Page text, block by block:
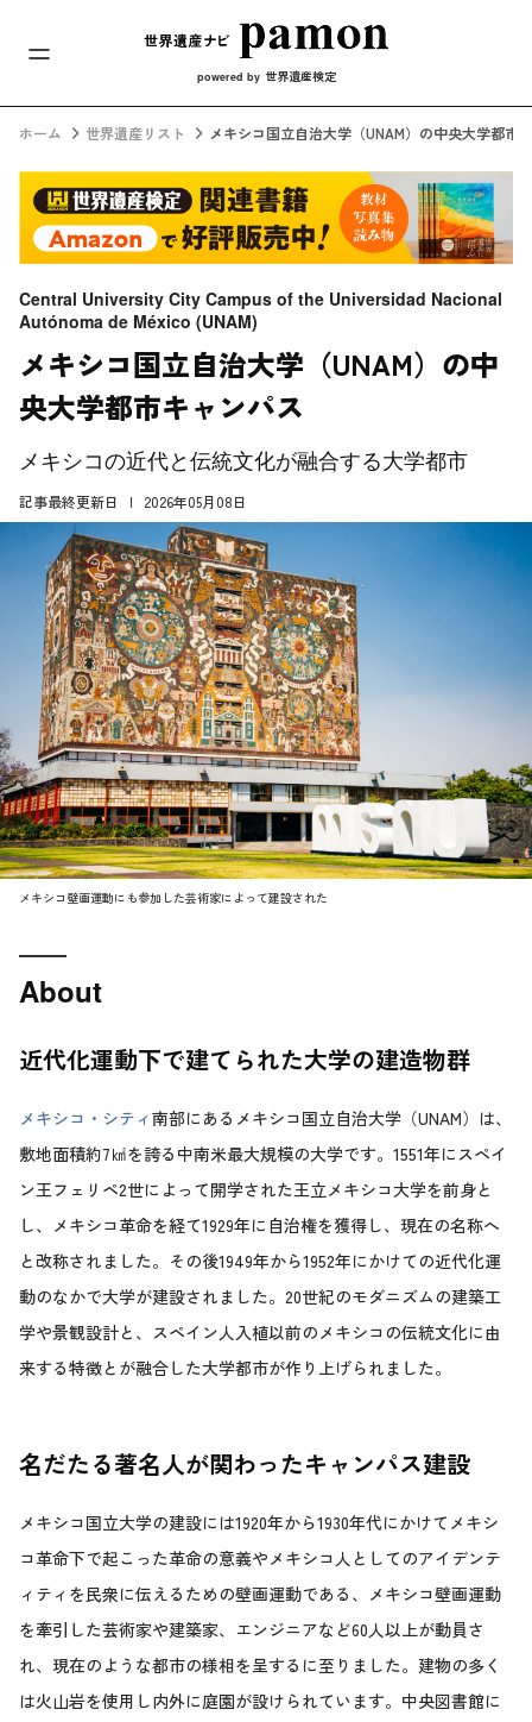
メインナビ
powered by 世界遺産検定
ホーム 世界遺産リスト メキシコ国立自治大学（UNAM）の中央大学都市
Central University City Campus of the Universidad Nacional
Autónoma de México (UNAM)
メキシコ国立自治大学（UNAM）の中
央大学都市キャンパス
メキシコの近代と伝統文化が融合する大学都市
記事最終更新日 2026年05月08日
メキシコ壁画運動にも参加した芸術家によって建設された
About
近代化運動下で建てられた大学の建造物群
メキシコ・シティ 南部にあるメキシコ国立自治大学（UNAM）は、
敷地面積約7㎢を誇る中南米最大規模の大学です。1551年にスペイ
ン王フェリペ2世によって開学された王立メキシコ大学を前身と
し、メキシコ革命を経て1929年に自治権を獲得し、現在の名称へ
と改称されました。その後1949年から1952年にかけての近代化運
動のなかで大学が建設されました。20世紀のモダニズムの建築工
学や景観設計と、スペイン人入植以前のメキシコの伝統文化に由
来する特徴とが融合した大学都市が作り上げられました。
名だたる著名人が関わったキャンパス建設
メキシコ国立大学の建設には1920年から1930年代にかけてメキシ
コ革命下で起こった革命の意義やメキシコ人としてのアイデンテ
ィティを民衆に伝えるための壁画運動である、メキシコ壁画運動
を牽引した芸術家や建築家、エンジニアなど60人以上が動員さ
れ、現在のような都市の様相を呈するに至りました。建物の多く
は火山岩を使用し内外に庭園が設けられています。中央図書館に